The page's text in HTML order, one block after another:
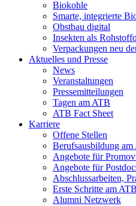
Biokohle
Smarte, integrierte
Obstbau digital
Insekten als
Verpackungen neu
Aktuelles und Presse
News
Veranstaltungen
Pressemitteilungen
Tagen am ATB
ATB Fact Sheet
Karriere
Offene Stellen
Berufsausbildung am
Angebote für
Angebote für
Abschlussarbeiten,
Erste Schritte am ATB
Alumni Netzwerk